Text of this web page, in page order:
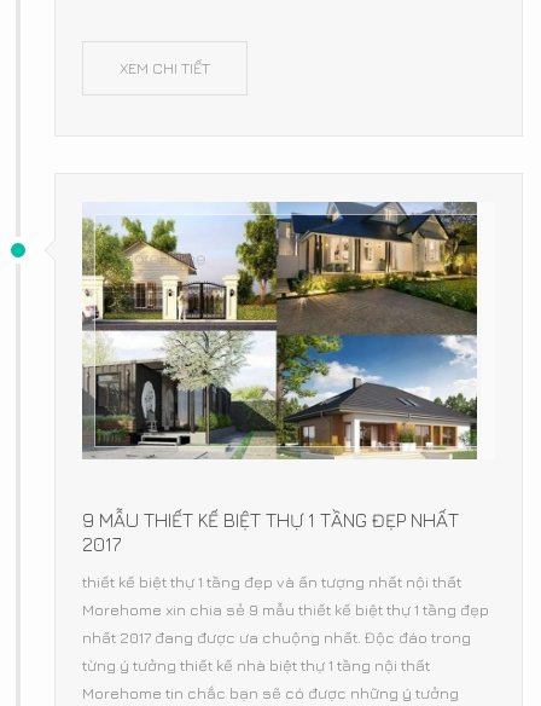
XEM CHI TIẾT
9 MẪU THIẾT KẾ BIỆT THỰ 1 TẦNG ĐẸP NHẤT
2017
thiết kế biệt thự 1 tầng đẹp và ấn tượng nhất nội thất
Morehome xin chia sẻ 9 mẫu thiết kế biệt thự 1 tầng đẹp
nhất 2017 đang được ưa chuộng nhất. Độc đáo trong
từng ý tưởng thiết kế nhà biệt thự 1 tầng nội thất
Morehome tin chắc bạn sẽ có được những ý tưởng